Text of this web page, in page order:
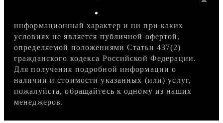
информационный характер и ни при каких
условиях не является публичной офертой,
определяемой положениями Статьи 437(2)
гражданского кодекса Российской Федерации.
Для получения подробной информации о
наличии и стоимости указанных (или) услуг,
пожалуйста, обращайтесь к одному из наших
менеджеров.